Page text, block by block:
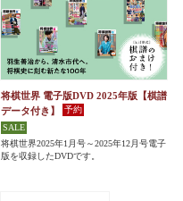
将棋世界 電子版DVD 2025年版【棋譜
データ付き】
将棋世界2025年1月号～2025年12月号電子
版を収録したDVDです。